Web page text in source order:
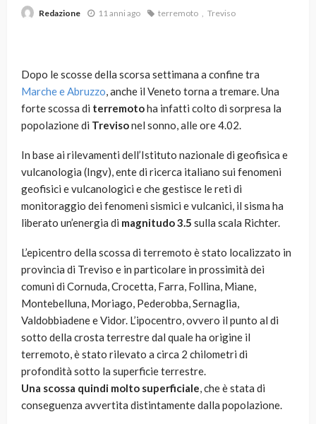
Redazione 11 anni ago terremoto Treviso
Dopo le scosse della scorsa settimana a confine tra
Marche e Abruzzo, anche il Veneto torna a tremare. Una
forte scossa di terremotoha infatti colto di sorpresa la
popolazione di Trevisonel sonno, alle ore 4.02.
In base ai rilevamenti dell’Istituto nazionale di geofisica e
vulcanologia (Ingv), ente di ricerca italiano sui fenomeni
geofisici e vulcanologici e che gestisce le reti di
monitoraggio dei fenomeni sismici e vulcanici, il sisma ha
liberato un’energia di magnitudo 3.5 sulla scala Richter.
L’epicentro della scossa di terremoto è stato localizzato in
provincia di Treviso e in particolare in prossimità dei
comuni di Cornuda, Crocetta, Farra, Follina, Miane,
Montebelluna, Moriago, Pederobba, Sernaglia,
Valdobbiadene e Vidor. L’ipocentro, ovvero il punto al di
sotto della crosta terrestre dal quale ha origine il
terremoto, è stato rilevato a circa 2 chilometri di
profondità sotto la superficie terrestre.
Una scossa quindi molto superficiale, che è stata di
conseguenza avvertita distintamente dalla popolazione.